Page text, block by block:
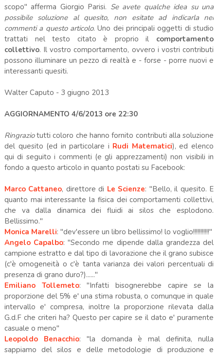
scopo" afferma Giorgio Parisi. Se avete qualche idea su una
possibile soluzione al quesito, non esitate ad indicarla nei
commenti a questo articolo. Uno dei principali oggetti di studio
trattati nel testo citato è proprio il comportamento
collettivo. Il vostro comportamento, ovvero i vostri contributi
possono illuminare un pezzo di realtà e - forse - porre nuovi e
interessanti quesiti.
Walter Caputo - 3 giugno 2013
AGGIORNAMENTO 4/6/2013 ore 22:30
Ringraziotutti coloro che hanno fornito contributi alla soluzione
del quesito (ed in particolare i Rudi Matematici), ed elenco
qui di seguito i commenti (e gli apprezzamenti) non visibili in
fondo a questo articolo in quanto postati su Facebook:
Marco Cattaneo, direttore di Le Scienze: "Bello, il quesito. E
quanto mai interessante la fisica dei comportamenti collettivi,
che va dalla dinamica dei fluidi ai silos che esplodono.
Bellissimo."
Monica Marelli: "dev'essere un libro bellissimo! lo voglio!!!!!!!!!!!"
Angelo Capalbo: "Secondo me dipende dalla grandezza del
campione estratto e dal tipo di lavorazione che il grano subisce
(c'è omogeneità o c'è tanta varianza dei valori percentuali di
presenza di grano duro?)......"
Emiliano Tollemeto: "Infatti bisognerebbe capire se la
proporzione del 5% e' una stima robusta, o comunque in quale
intervallo e' compresa, inoltre la proporzione rilevata dalla
G.d.F che criteri ha? Questo per capire se il dato e' puramente
casuale o meno"
Leopoldo Benacchio: "la domanda è mal definita, nulla
sappiamo del silos e delle metodologie di produzione e